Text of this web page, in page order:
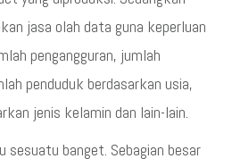
jasa olah data guna keperluan
pengangguran, jumlah
penduduk berdasarkan usia,
jenis kelamin dan lain-lain.
sesuatu banget. Sebagian besar